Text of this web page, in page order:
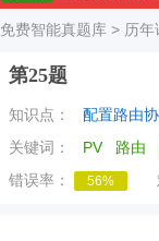
免费智能真题库 > 历年
第25题
知识点：
配置路由
关键词：
PV 路由
错误率：
56%